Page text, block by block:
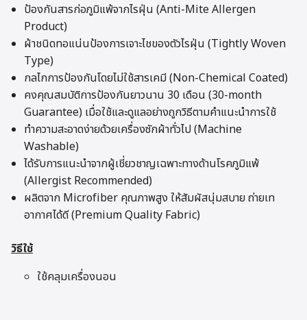
ป้องกันสารก่อภูมิแพ้จากไรฝุ่น (Anti-Mite Allergen
Product)
ผ้าชนิดทอแน่นป้องการเจาะไชของตัวไรฝุ่น (Tightly Woven
Type)
กลไกการป้องกันโดยไม่ใช้สารเคมี (Non-Chemical Coated)
คงคุณสมบัติการป้องกันยาวนาน 30 เดือน (30-month
Guarantee) เมื่อใช้และดูแลอย่างถูกวิธีตามคำแนะนำการใช้
ทำความสะอาดง่ายด้วยเครื่องซักผ้าทั่วไป (Machine
Washable)
ได้รับการแนะนำจากผู้เชี่ยวชาญเฉพาะทางด้านโรคภูมิแพ้
(Allergist Recommended)
ผลิตจาก Microfiber คุณภาพสูง ให้สัมผัสนุ่มสบาย ถ่ายเท
อากาศได้ดี (Premium Quality Fabric)
วิธีใช้
ใช้คลุมเครื่องนอน